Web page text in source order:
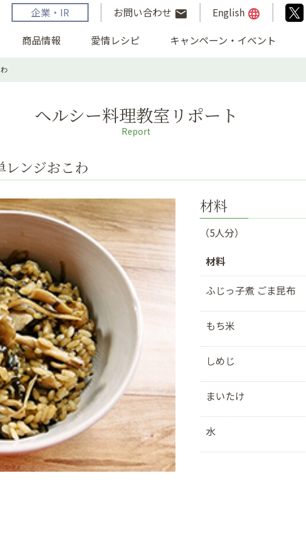
商品情報 愛情レシピ キャンペーン・イベント
企業・IR お問い合わせ email English language
ヘルシー料理教室リポート
Report
ンジおこわ
材料
（5人分）
材料
ふじっ子煮 ごま昆布
もち米
しめじ
まいたけ
水